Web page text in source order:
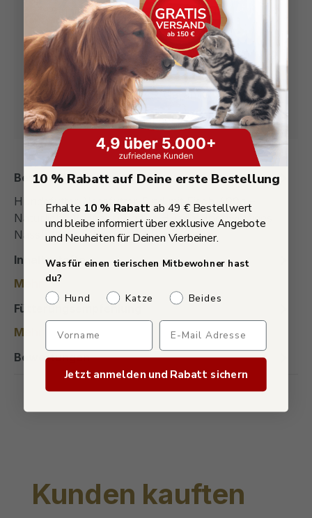
Premium-Zutaten – artgerecht und
transparent deklariert
Sichere Zahlungsarten – PayPal, Rechnung,
Apple Pay, Klarna uvm.
30 Tage Geld-zurück-Garantie
Mehr als 3000+ mal gekauft!
Beschreibung
Hundefutter Nassfutter Rind mit Fisch 400g –
Natürliche Vollnahrung für Hunde Hochwertiges
Nassfutter für Hunde mit Rind,…Mehr
Inhaltsstoffe
Mehr
Fütterungsempfehlung
Mehr
Bewertungen
Produktgalerie überspringen
Kunden kauften
10 % Rabatt auf Deine erste Bestellung
Erhalte 10 % Rabattab 49 € Bestellwert
und bleibe informiert über exklusive Angebote
und Neuheiten für Deinen Vierbeiner.
Was für einen tierischen Mitbewohner hast
du?
Welches Haustier hast du?
Hund Katze Beides
Verpasse keine
Jetzt anmelden und Rabatt sichern